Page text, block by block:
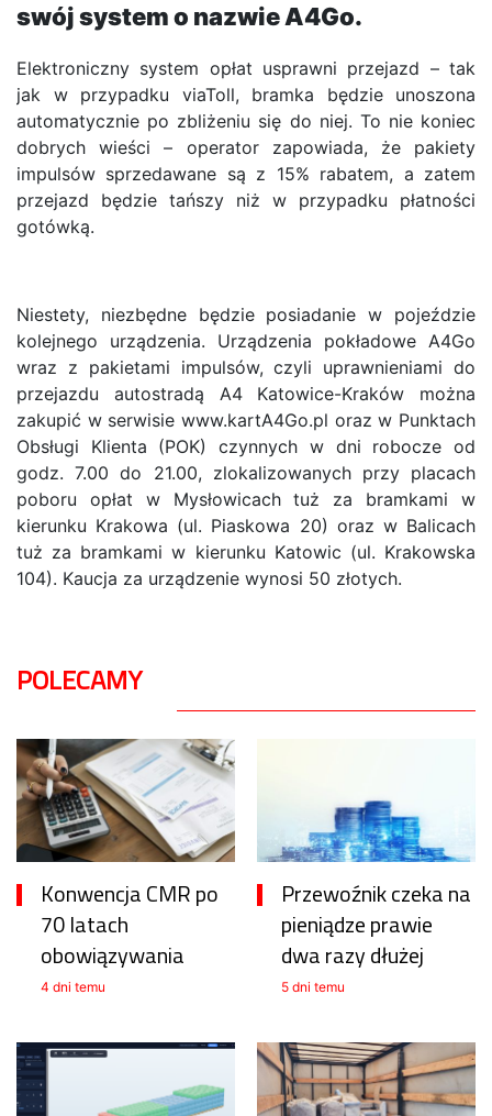
swój system o nazwie A4Go.
Elektroniczny system opłat usprawni przejazd – tak
jak w przypadku viaToll, bramka będzie unoszona
automatycznie po zbliżeniu się do niej. To nie koniec
dobrych wieści – operator zapowiada, że pakiety
impulsów sprzedawane są z 15% rabatem, a zatem
przejazd będzie tańszy niż w przypadku płatności
gotówką.
Niestety, niezbędne będzie posiadanie w pojeździe
kolejnego urządzenia. Urządzenia pokładowe A4Go
wraz z pakietami impulsów, czyli uprawnieniami do
przejazdu autostradą A4 Katowice-Kraków można
zakupić w serwisie www.kartA4Go.pl oraz w Punktach
Obsługi Klienta (POK) czynnych w dni robocze od
godz. 7.00 do 21.00, zlokalizowanych przy placach
poboru opłat w Mysłowicach tuż za bramkami w
kierunku Krakowa (ul. Piaskowa 20) oraz w Balicach
tuż za bramkami w kierunku Katowic (ul. Krakowska
104). Kaucja za urządzenie wynosi 50 złotych.
POLECAMY
Konwencja CMR po
70 latach
obowiązywania
4 dni temu
Przewoźnik czeka na
pieniądze prawie
dwa razy dłużej
5 dni temu